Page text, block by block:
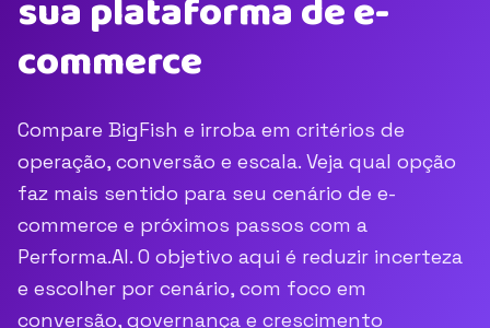
sua plataforma de e-
commerce
Compare BigFish e irroba em critérios de
operação, conversão e escala. Veja qual opção
faz mais sentido para seu cenário de e-
commerce e próximos passos com a
Performa.AI. O objetivo aqui é reduzir incerteza
e escolher por cenário, com foco em
conversão, governança e crescimento